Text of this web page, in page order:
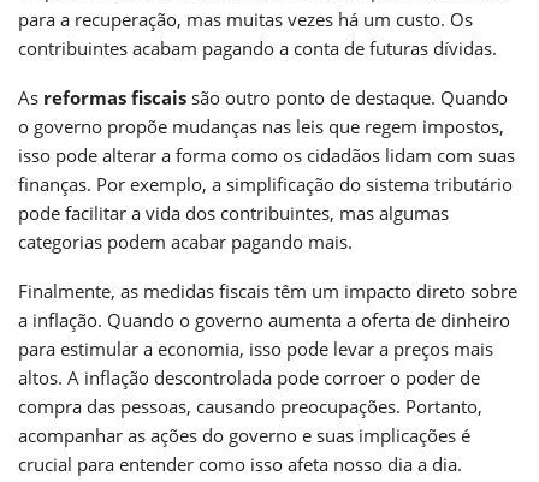
para a recuperação, mas muitas vezes há um custo. Os
contribuintes acabam pagando a conta de futuras dívidas.
As reformas fiscais são outro ponto de destaque. Quando
o governo propõe mudanças nas leis que regem impostos,
isso pode alterar a forma como os cidadãos lidam com suas
finanças. Por exemplo, a simplificação do sistema tributário
pode facilitar a vida dos contribuintes, mas algumas
categorias podem acabar pagando mais.
Finalmente, as medidas fiscais têm um impacto direto sobre
a inflação. Quando o governo aumenta a oferta de dinheiro
para estimular a economia, isso pode levar a preços mais
altos. A inflação descontrolada pode corroer o poder de
compra das pessoas, causando preocupações. Portanto,
acompanhar as ações do governo e suas implicações é
crucial para entender como isso afeta nosso dia a dia.